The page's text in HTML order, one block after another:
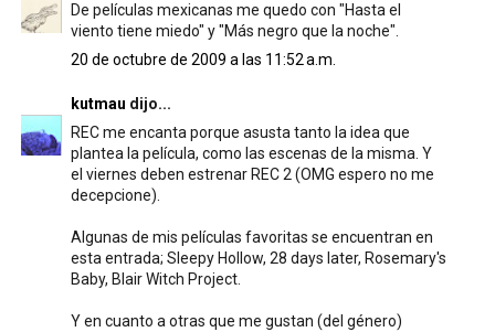
De películas mexicanas me quedo con "Hasta el
viento tiene miedo" y "Más negro que la noche".
20 de octubre de 2009 a las 11:52 a.m.
kutmau dijo...
REC me encanta porque asusta tanto la idea que
plantea la película, como las escenas de la misma. Y
el viernes deben estrenar REC 2 (OMG espero no me
decepcione).
Algunas de mis películas favoritas se encuentran en
esta entrada; Sleepy Hollow, 28 days later, Rosemary's
Baby, Blair Witch Project.
Y en cuanto a otras que me gustan (del género)